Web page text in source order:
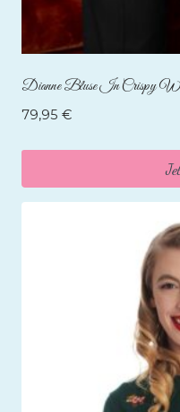
Dianne Bluse In Crispy
79,95 €